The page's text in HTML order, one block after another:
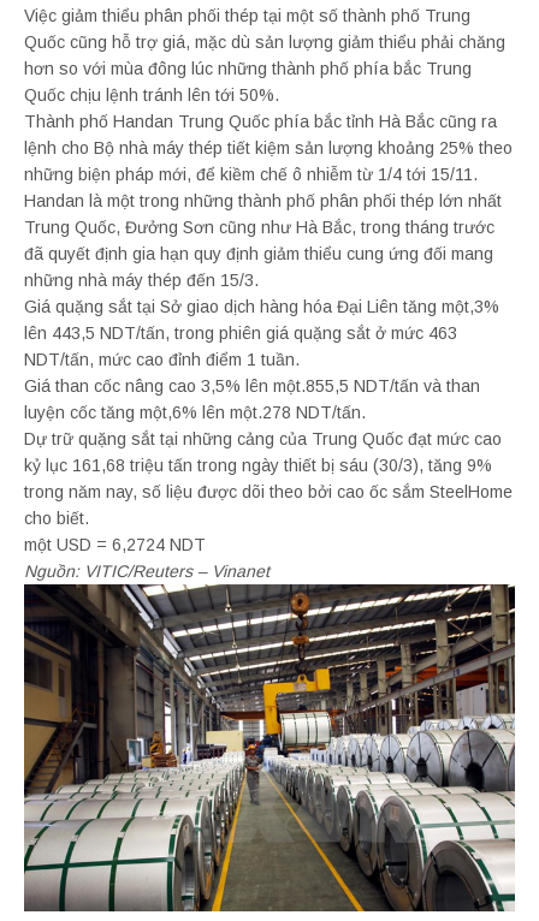
Việc giảm thiểu phân phối thép tại một số thành phố Trung
Quốc cũng hỗ trợ giá, mặc dù sản lượng giảm thiểu phải chăng
hơn so với mùa đông lúc những thành phố phía bắc Trung
Quốc chịu lệnh tránh lên tới 50%.
Thành phố Handan Trung Quốc phía bắc tỉnh Hà Bắc cũng ra
lệnh cho Bộ nhà máy thép tiết kiệm sản lượng khoảng 25% theo
những biện pháp mới, để kiềm chế ô nhiễm từ 1/4 tới 15/11.
Handan là một trong những thành phố phân phối thép lớn nhất
Trung Quốc, Đưởng Sơn cũng như Hà Bắc, trong tháng trước
đã quyết định gia hạn quy định giảm thiểu cung ứng đối mang
những nhà máy thép đến 15/3.
Giá quặng sắt tại Sở giao dịch hàng hóa Đại Liên tăng một,3%
lên 443,5 NDT/tấn, trong phiên giá quặng sắt ở mức 463
NDT/tấn, mức cao đỉnh điểm 1 tuần.
Giá than cốc nâng cao 3,5% lên một.855,5 NDT/tấn và than
luyện cốc tăng một,6% lên một.278 NDT/tấn.
Dự trữ quặng sắt tại những cảng của Trung Quốc đạt mức cao
kỷ lục 161,68 triệu tấn trong ngày thiết bị sáu (30/3), tăng 9%
trong năm nay, số liệu được dõi theo bởi cao ốc sắm SteelHome
cho biết.
một USD = 6,2724 NDT
Nguồn: VITIC/Reuters – Vinanet